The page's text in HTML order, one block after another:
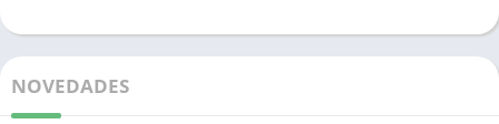
NOVEDADES